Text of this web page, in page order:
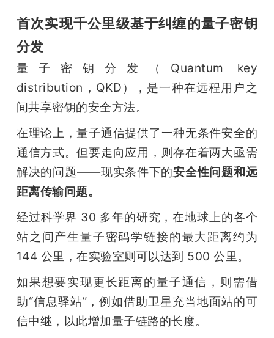
搞
机
首次实现千公里级基于纠缠的量子密钥
分发
量子密钥分发（Quantum key
distribution，QKD），是一种在远程用户之
间共享密钥的安全方法。
在理论上，量子通信提供了一种无条件安全的
通信方式。但要走向应用，则存在着两大亟需
解决的问题——现实条件下的安全性问题和远
距离传输问题。
经过科学界 30 多年的研究，在地球上的各个
站之间产生量子密码学链接的最大距离约为
144 公里，在实验室则可以达到 500 公里。
如果想要实现更长距离的量子通信，则需借
助“信息驿站”，例如借助卫星充当地面站的可
信中继，以此增加量子链路的长度。